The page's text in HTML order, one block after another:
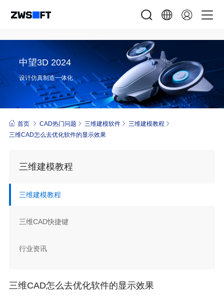
中望3D 2024
设计仿真制造一体化
首页 CAD热门问题 三维建模软件
三维建模教程
三维CAD怎么去优化软件的显示效果
三维建模教程
三维建模教程
三维CAD快捷键
行业资讯
三维CAD怎么去优化软件的显示效果